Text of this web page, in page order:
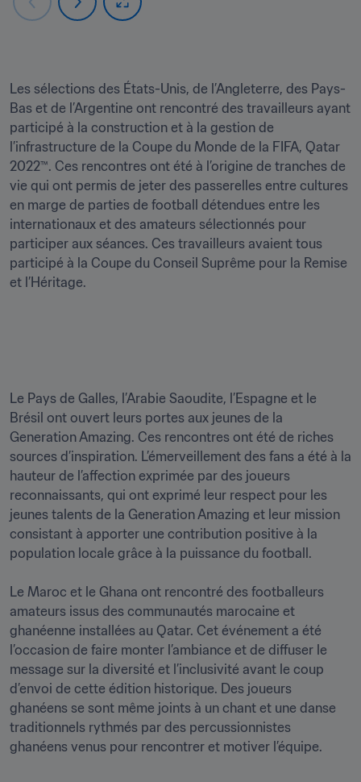
Les sélections des États-Unis, de l’Angleterre, des Pays-
Bas et de l’Argentine ont rencontré des travailleurs ayant
participé à la construction et à la gestion de
l’infrastructure de la Coupe du Monde de la FIFA, Qatar
2022™. Ces rencontres ont été à l’origine de tranches de
vie qui ont permis de jeter des passerelles entre cultures
en marge de parties de football détendues entre les
internationaux et des amateurs sélectionnés pour
participer aux séances. Ces travailleurs avaient tous
participé à la Coupe du Conseil Suprême pour la Remise
et l’Héritage.
Le Pays de Galles, l’Arabie Saoudite, l’Espagne et le
Brésil ont ouvert leurs portes aux jeunes de la
Generation Amazing. Ces rencontres ont été de riches
sources d’inspiration. L’émerveillement des fans a été à la
hauteur de l’affection exprimée par des joueurs
reconnaissants, qui ont exprimé leur respect pour les
jeunes talents de la Generation Amazing et leur mission
consistant à apporter une contribution positive à la
population locale grâce à la puissance du football.
Le Maroc et le Ghana ont rencontré des footballeurs
amateurs issus des communautés marocaine et
ghanéenne installées au Qatar. Cet événement a été
l’occasion de faire monter l’ambiance et de diffuser le
message sur la diversité et l’inclusivité avant le coup
d’envoi de cette édition historique. Des joueurs
ghanéens se sont même joints à un chant et une danse
traditionnels rythmés par des percussionnistes
ghanéens venus pour rencontrer et motiver l’équipe.